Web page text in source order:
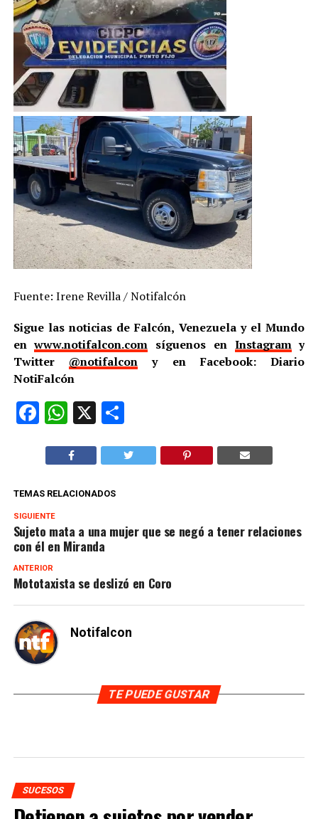
Fuente: Irene Revilla / Notifalcón
Sigue las noticias de Falcón, Venezuela y el Mundo
enwww.notifalcon.com síguenos en Instagramy
Twitter @notifalcon y en Facebook: Diario
NotiFalcón
Facebook
WhatsApp
X Compartir
TEMAS RELACIONADOS
SIGUIENTE
Sujeto mata a una mujer que se negó a tener relaciones
con él en Miranda
ANTERIOR
Mototaxista se deslizó en Coro
Notifalcon
TE PUEDE GUSTAR
SUCESOS